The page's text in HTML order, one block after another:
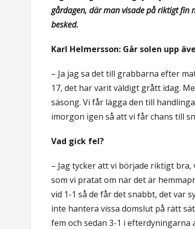
gårdagen, där man visade på riktigt fin
besked.
Karl Helmersson: Går solen upp
– Ja jag sa det till grabbarna efter
17, det har varit väldigt grått idag.
säsong. Vi får lägga den till
imorgon igen så att vi får chans till
Vad gick fel?
– Jag tycker att vi började riktigt
som vi pratat om när det är
vid 1-1 så de får det snabbt, det var
inte hantera vissa domslut på rätt
fem och sedan 3-1 i efterdyningarna